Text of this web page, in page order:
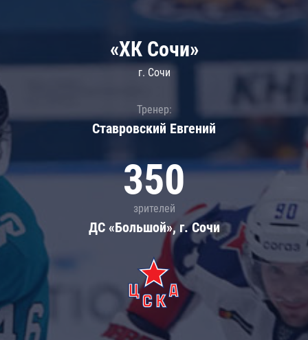
«ХК Сочи»
г. Сочи
Тренер:
Ставровский Евгений
350
зрителей
ДС «Большой», г. Сочи